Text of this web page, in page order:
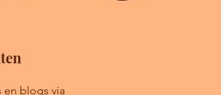
en blogs via